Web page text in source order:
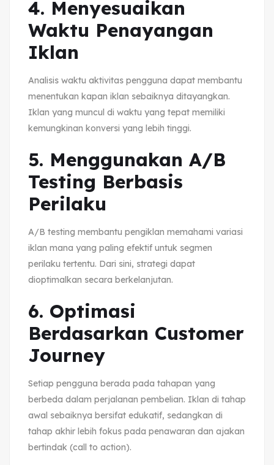
4. Menyesuaikan
Waktu Penayangan
Iklan
Analisis waktu aktivitas pengguna dapat membantu
menentukan kapan iklan sebaiknya ditayangkan.
Iklan yang muncul di waktu yang tepat memiliki
kemungkinan konversi yang lebih tinggi.
5. Menggunakan A/B
Testing Berbasis
Perilaku
A/B testing membantu pengiklan memahami variasi
iklan mana yang paling efektif untuk segmen
perilaku tertentu. Dari sini, strategi dapat
dioptimalkan secara berkelanjutan.
6. Optimasi
Berdasarkan Customer
Journey
Setiap pengguna berada pada tahapan yang
berbeda dalam perjalanan pembelian. Iklan di tahap
awal sebaiknya bersifat edukatif, sedangkan di
tahap akhir lebih fokus pada penawaran dan ajakan
bertindak (call to action).